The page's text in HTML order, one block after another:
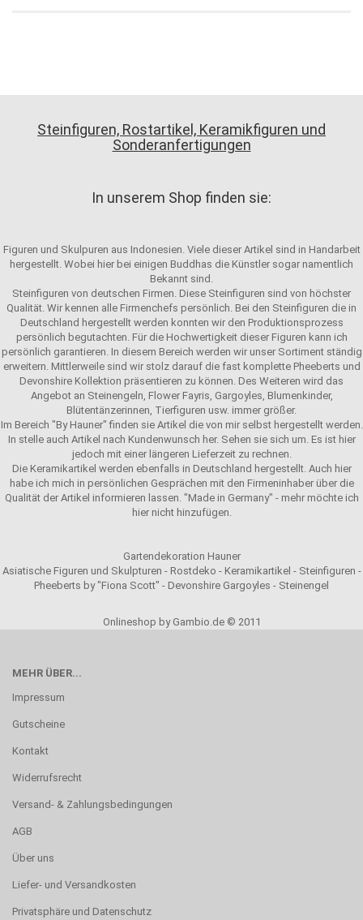
Steinfiguren, Rostartikel, Keramikfiguren und
Sonderanfertigungen
In unserem Shop finden sie:
Figuren und Skulpuren aus Indonesien. Viele dieser Artikel sind in Handarbeit
hergestellt. Wobei hier bei einigen Buddhas die Künstler sogar namentlich
Bekannt sind.
Steinfiguren von deutschen Firmen. Diese Steinfiguren sind von höchster
Qualität. Wir kennen alle Firmenchefs persönlich. Bei den Steinfiguren die in
Deutschland hergestellt werden konnten wir den Produktionsprozess
persönlich begutachten. Für die Hochwertigkeit dieser Figuren kann ich
persönlich garantieren. In diesem Bereich werden wir unser Sortiment ständig
erweitern. Mittlerweile sind wir stolz darauf die fast komplette Pheeberts und
Devonshire Kollektion präsentieren zu können. Des Weiteren wird das
Angebot an Steinengeln, Flower Fayris, Gargoyles, Blumenkinder,
Blütentänzerinnen, Tierfiguren usw. immer größer.
Im Bereich "By Hauner" finden sie Artikel die von mir selbst hergestellt werden.
In stelle auch Artikel nach Kundenwunsch her. Sehen sie sich um. Es ist hier
jedoch mit einer längeren Lieferzeit zu rechnen.
Die Keramikartikel werden ebenfalls in Deutschland hergestellt. Auch hier
habe ich mich in persönlichen Gesprächen mit den Firmeninhaber über die
Qualität der Artikel informieren lassen. "Made in Germany" - mehr möchte ich
hier nicht hinzufügen.
Gartendekoration Hauner
Asiatische Figuren und Skulpturen - Rostdeko - Keramikartikel - Steinfiguren -
Pheeberts by "Fiona Scott" - Devonshire Gargoyles - Steinengel
Onlineshop by Gambio.de © 2011
MEHR ÜBER...
Impressum
Gutscheine
Kontakt
Widerrufsrecht
Versand- & Zahlungsbedingungen
AGB
Über uns
Liefer- und Versandkosten
Privatsphäre und Datenschutz